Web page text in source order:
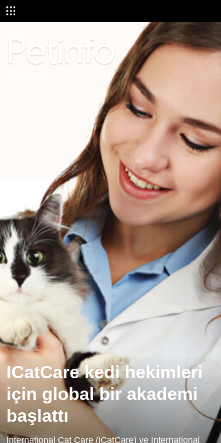
ICatCare kedi hekimleri
için global bir akademi
başlattı
International Cat Care (iCatCare) ve International